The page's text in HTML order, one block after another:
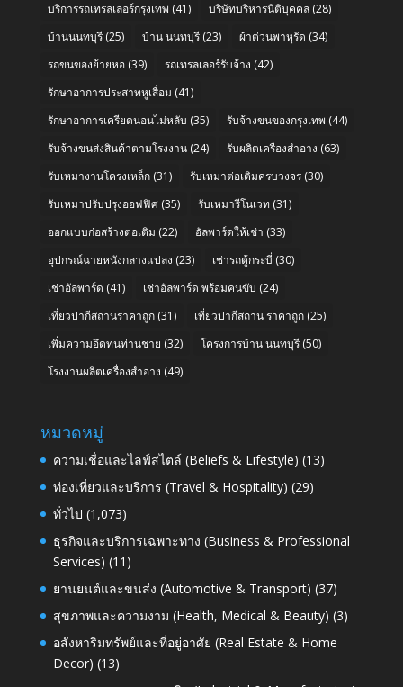
บริการรถเทรลเลอร์กรุงเทพ (41) บริษัทบริหารนิติบุคคล(28)
บ้านนนทบุรี(25) บ้าน นนทบุรี(23) ผ้าต่วนพาหุรัด (34)
รถขนของย้ายหอ(39) รถเทรลเลอร์รับจ้าง (42)
รักษาอาการประสาทหูเสื่อม (41)
รักษาอาการเครียดนอนไม่หลับ (35) รับจ้างขนของกรุงเทพ (44)
รับจ้างขนส่งสินค้าตามโรงงาน(24) รับผลิตเครื่องสำอาง (63)
รับเหมางานโครงเหล็ก(31) รับเหมาต่อเติมครบวงจร(30)
รับเหมาปรับปรุงออฟฟิศ(35) รับเหมารีโนเวท (31)
ออกแบบก่อสร้างต่อเติม (22) อัลพาร์ดให้เช่า (33)
อุปกรณ์ฉายหนังกลางแปลง (23) เช่ารถตู้กระบี่ (30)
เช่าอัลพาร์ด (41) เช่าอัลพาร์ด พร้อมคนขับ (24)
เที่ยวปากีสถานราคาถูก(31) เที่ยวปากีสถาน ราคาถูก(25)
เพิ่มความอึดทนท่านชาย (32) โครงการบ้าน นนทบุรี(50)
โรงงานผลิตเครื่องสำอาง (49)
หมวดหมู่
ความเชื่อและไลฟ์สไตล์ (Beliefs & Lifestyle) (13)
ท่องเที่ยวและบริการ (Travel & Hospitality) (29)
ทั่วไป (1,073)
ธุรกิจและบริการเฉพาะทาง (Business & Professional
Services) (11)
ยานยนต์และขนส่ง (Automotive & Transport) (37)
สุขภาพและความงาม (Health, Medical & Beauty) (3)
อสังหาริมทรัพย์และที่อยู่อาศัย (Real Estate & Home
Decor) (13)